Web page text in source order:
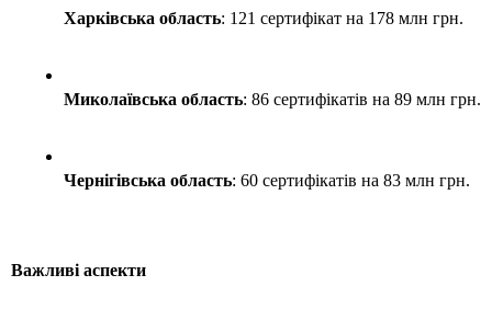
Харківська область: 121 сертифікат на 178 млн грн.
Миколаївська область: 86 сертифікатів на 89 млн грн.
Чернігівська область: 60 сертифікатів на 83 млн грн.
Важливі аспекти